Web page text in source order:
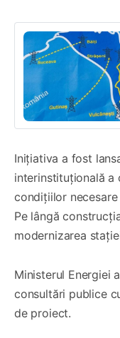
Inițiativa a fost
interinstituțională a
condițiilor
Pe lângă
modernizarea
Ministerul Energiei
consultări publice
de proiect.